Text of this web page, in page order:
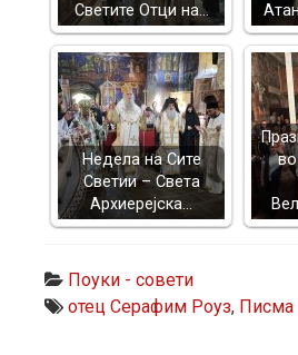
Светите Отци на…
Недела на Сите
Светии – Света
Архиерејска…
Поуки - совети
отец Серафим Роуз, Писма